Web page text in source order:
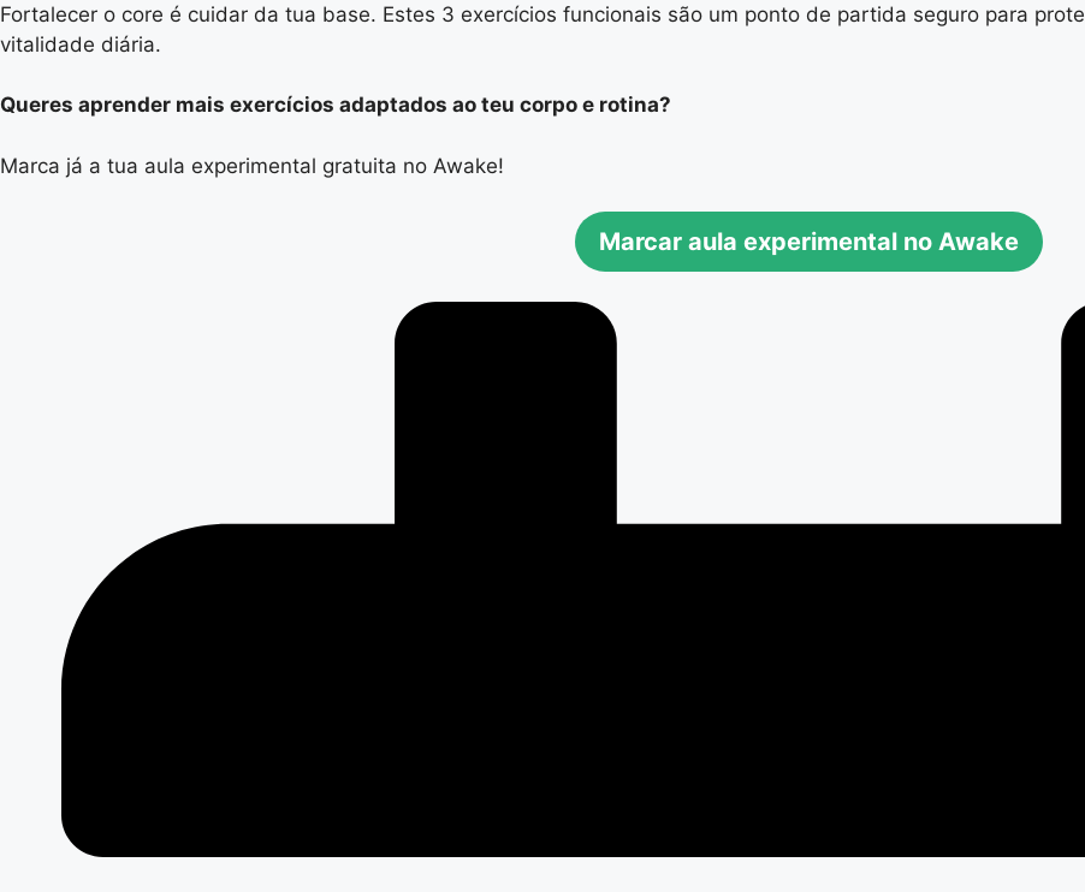
Fortalecer o core é cuidar da tua base. Estes 3 exercícios funcionais são um ponto de partida seguro para
vitalidade diária.
Queres aprender mais exercícios adaptados ao teu corpo e rotina?
Marca já a tua aula experimental gratuita no Awake!
Marcar aula experimental no Awake